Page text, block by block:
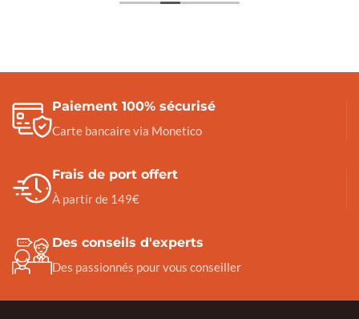
Paiement 100% sécurisé
Carte bancaire via Monetico
Frais de port offert
À partir de 149€
Des conseils d'experts
Des passionnés pour vous conseiller